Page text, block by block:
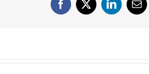
Facebook
X LinkedIn